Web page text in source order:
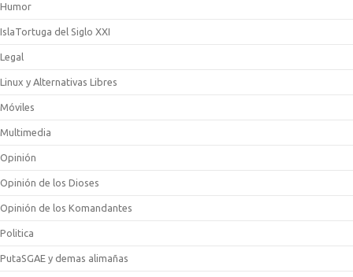
Humor
IslaTortuga del Siglo XXI
Legal
Linux y Alternativas Libres
Móviles
Multimedia
Opinión
Opinión de los Dioses
Opinión de los Komandantes
Politica
PutaSGAE y demas alimañas